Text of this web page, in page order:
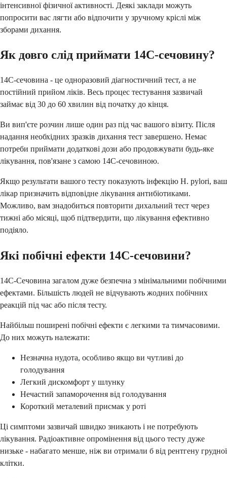
інтенсивної фізичної активності. Деякі заклади можуть
попросити вас лягти або відпочити у зручному кріслі між
зборами дихання.
Як довго слід приймати 14C-сечовину?
14C-сечовина - це одноразовий діагностичний тест, а не
постійний прийом ліків. Весь процес тестування зазвичай
займає від 30 до 60 хвилин від початку до кінця.
Ви вип'єте розчин лише один раз під час вашого візиту. Після
надання необхідних зразків дихання тест завершено. Немає
потреби приймати додаткові дози або продовжувати будь-яке
лікування, пов'язане з самою 14C-сечовиною.
Якщо результати вашого тесту показують інфекцію H. pylori, ваш
лікар призначить відповідне лікування антибіотиками.
Можливо, вам знадобиться повторити дихальний тест через
тижні або місяці, щоб підтвердити, що лікування ефективно
подіяло.
Які побічні ефекти 14C-сечовини?
14C-Сечовина загалом дуже безпечна з мінімальними побічними
ефектами. Більшість людей не відчувають жодних побічних
реакцій під час або після тесту.
Найбільш поширені побічні ефекти є легкими та тимчасовими.
До них можуть належати:
Незначна нудота, особливо якщо ви чутливі до
голодування
Легкий дискомфорт у шлунку
Нечастий запаморочення від голодування
Короткий металевий присмак у роті
Ці симптоми зазвичай швидко зникають і не потребують
лікування. Радіоактивне опромінення від цього тесту дуже
низьке - набагато менше, ніж ви отримали б від рентгену грудної
клітки.